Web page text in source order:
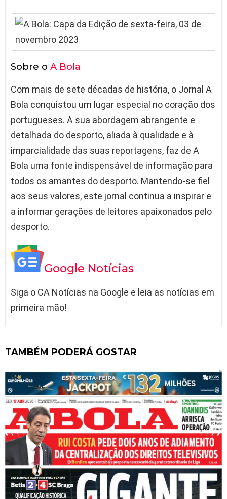
Sobre o A Bola
Com mais de sete décadas de história, o Jornal A
Bola conquistou um lugar especial no coração dos
portugueses. A sua abordagem abrangente e
detalhada do desporto, aliada à qualidade e à
imparcialidade das suas reportagens, faz de A
Bola uma fonte indispensável de informação para
todos os amantes do desporto. Mantendo-se fiel
aos seus valores, este jornal continua a inspirar e
a informar gerações de leitores apaixonados pelo
desporto.
Google Notícias
Siga o CA Notícias na Google e leia as notícias em
primeira mão!
TAMBÉM PODERÁ GOSTAR